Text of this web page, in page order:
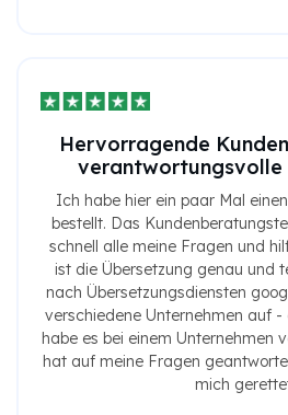
Hervorragende
verantwortungsvolle
Ich habe hier ein paar Mal
bestellt. Das
schnell alle meine Fragen und
ist die Übersetzung genau und
nach Übersetzungsdiensten
verschiedene Unternehmen auf
habe es bei einem Unternehmen
hat auf meine Fragen
mich